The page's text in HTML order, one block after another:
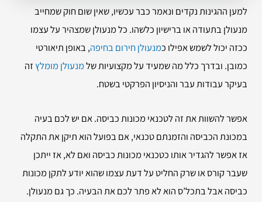
למען ההגינות נקדים ונאמר כבר עכשיו, שאין שום חוק שמחייב
מנעולן בתעודה או ברישיון כלשהו. כל מנעולן שמצהיר על עצמו
ככזה יכול לשמש אפילו כמנעולן חירום בחיפה, באופן תיאורטי
כמובן. ובדרך כלל מה שמעיד על מקצועיות שלמנעולן מומלץ זה
בעיקר עבודות עבר והניסיון הפרקטי בשטח.
אפשר להשוות את זה לטכנאי מכונות כביסה. אם יש לכם בעיה
במכונת הכביסה והזמנתם טכנאי, אם בפועל הוא תיקן את התקלה
אז אפשר להגדיר אותו כטכנאי מכונות כביסה ואם לא, אז ייתכן
שעבר קורס או שרק החליט על דעת עצמו שהוא יודע לתקן מכונות
כביסה אבל בתכל’ס הוא לא פתר לכם את הבעיה. כך גם מנעולן.